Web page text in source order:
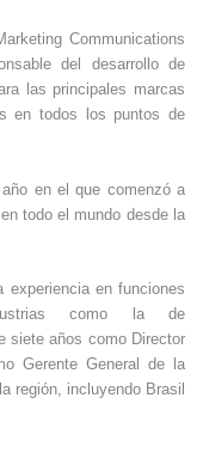
Communications
del desarrollo de
las principales marcas
en todos los puntos de
en el que comenzó a
todo el mundo desde la
experiencia en funciones
como la de
siete años como Director
Gerente General de la
región, incluyendo Brasil